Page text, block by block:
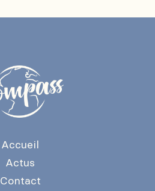
Accueil
Actus
Contact